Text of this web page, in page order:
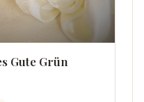
Gute Grün